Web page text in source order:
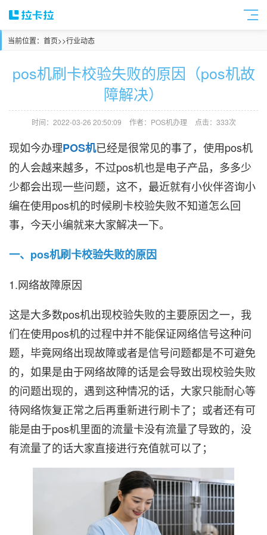
当前位置： 首页>>行业动态
pos机刷卡校验失败的原因（pos机故
障解决）
时间：2022-03-26 20:50:09 作者：POS机办理 点击：333次
现如今办理POS机已经是很常见的事了，使用pos机
的人会越来越多，不过pos机也是电子产品，多多少
少都会出现一些问题，这不，最近就有小伙伴咨询小
编在使用pos机的时候刷卡校验失败不知道怎么回
事，今天小编就来大家解决一下。
一、pos机刷卡校验失败的原因
1.网络故障原因
这是大多数pos机出现校验失败的主要原因之一，我
们在使用pos机的过程中并不能保证网络信号这种问
题，毕竟网络出现故障或者是信号问题都是不可避免
的，如果是由于网络故障的话是会导致出现校验失败
的问题出现的，遇到这种情况的话，大家只能耐心等
待网络恢复正常之后再重新进行刷卡了；或者还有可
能是由于pos机里面的流量卡没有流量了导致的，没
有流量了的话大家直接进行充值就可以了；